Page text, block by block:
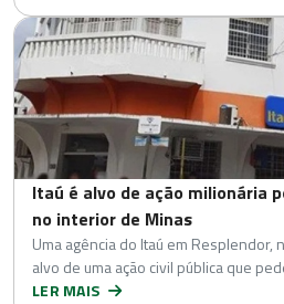
Itaú é alvo de ação milionária
no interior de Minas
Uma agência do Itaú em Resplendor,
alvo de uma ação civil pública que
LER MAIS